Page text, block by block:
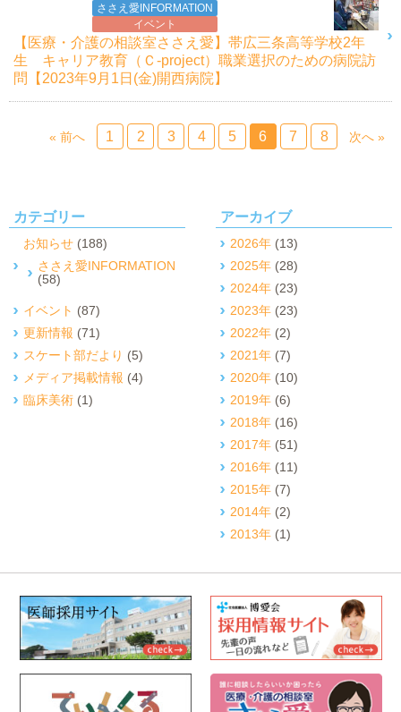
ささえ愛INFORMATION
イベント
【医療・介護の相談室ささえ愛】帯広三条高等学校2年
生 キャリア教育（Ｃ-project）職業選択のための病院訪
問【2023年9月1日(金)開西病院】
« 前へ 1 2 3 4 5 6 7 8 次へ »
カテゴリー
お知らせ (188)
ささえ愛INFORMATION
(58)
イベント (87)
更新情報 (71)
スケート部だより (5)
メディア掲載情報 (4)
臨床美術 (1)
アーカイブ
2026年 (13)
2025年 (28)
2024年 (23)
2023年 (23)
2022年 (2)
2021年 (7)
2020年 (10)
2019年 (6)
2018年 (16)
2017年 (51)
2016年 (11)
2015年 (7)
2014年 (2)
2013年 (1)